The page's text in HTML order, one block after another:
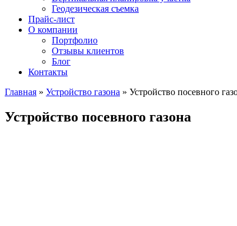
Геодезическая съемка
Прайс-лист
О компании
Портфолио
Отзывы клиентов
Блог
Контакты
Главная » Устройство газона » Устройство посевного
Устройство посевного газона